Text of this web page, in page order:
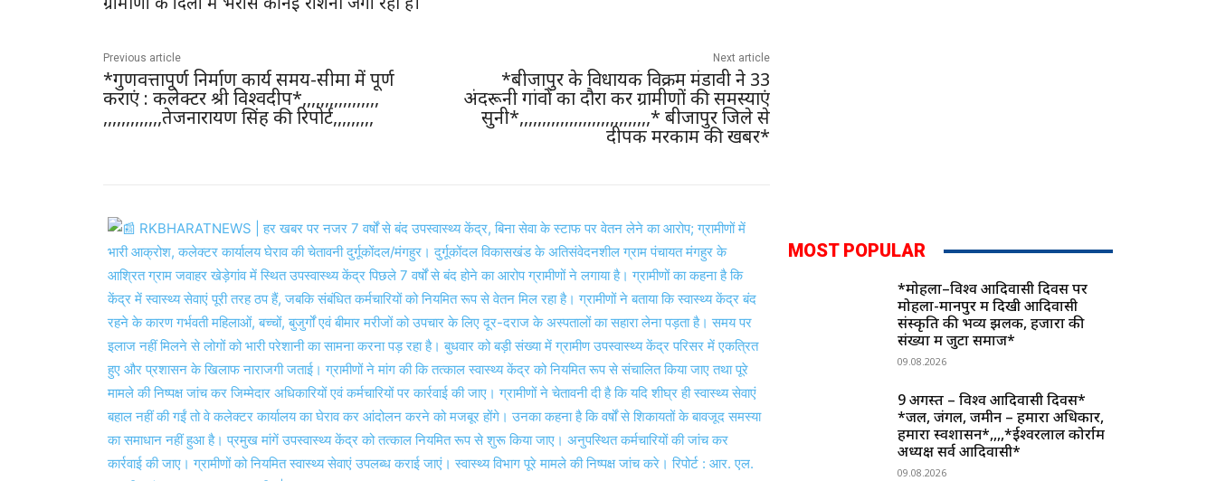
Previous article
*गुणवत्तापूर्ण निर्माण कार्य समय-सीमा में पूर्ण
कराएं : कलेक्टर श्री विश्वदीप*,,,,,,,,,,,,,,,,,
,,,,,,,,,,,,,तेजनारायण सिंह की रिपोर्ट,,,,,,,,,
Next article
*बीजापुर के विधायक विक्रम मंडावी ने 33
अंदरूनी गांवों का दौरा कर ग्रामीणों की समस्याएं
सुनी*,,,,,,,,,,,,,,,,,,,,,,,,,,,,,* बीजापुर जिले से
दीपक मरकाम की खबर*
MOST POPULAR
*मोहला–विश्व आदिवासी दिवस पर
मोहला-मानपुर में दिखी आदिवासी
संस्कृति की भव्य झलक, हजारों की
संख्या में जुटा समाज*
09.08.2026
9 अगस्त – विश्व आदिवासी दिवस*
*जल, जंगल, जमीन – हमारा अधिकार,
हमारा स्वशासन*,,,,*ईश्वरलाल कोर्राम
अध्यक्ष सर्व आदिवासी*
09.08.2026